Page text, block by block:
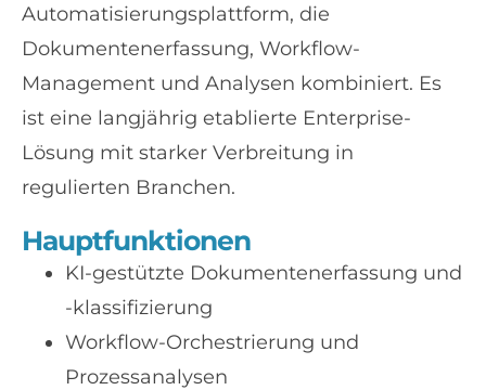
Automatisierungsplattform, die
Dokumentenerfassung, Workflow-
Management und Analysen kombiniert. Es
ist eine langjährig etablierte Enterprise-
Lösung mit starker Verbreitung in
regulierten Branchen.
Hauptfunktionen
KI-gestützte Dokumentenerfassung und
-klassifizierung
Workflow-Orchestrierung und
Prozessanalysen